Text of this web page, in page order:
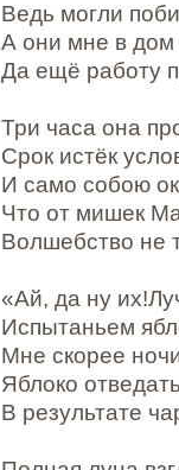
Ведь могли
А они мне в дом
Да ещё работу
Три часа она
Срок истёк
И само собою
Что от мишек
Волшебство не
«Ай, да ну
Испытаньем
Мне скорее
Яблоко
В результате